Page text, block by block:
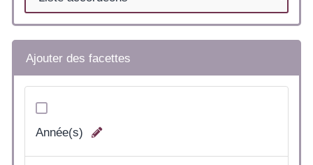
Ajouter des facettes
Année(s)